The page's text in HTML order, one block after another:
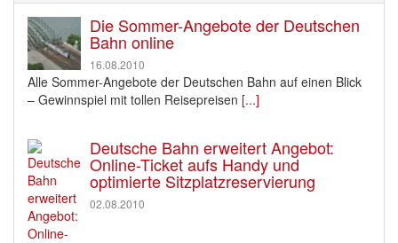
Die Sommer-Angebote der Deutschen
Bahn online
16.08.2010
Alle Sommer-Angebote der Deutschen Bahn auf einen Blick
– Gewinnspiel mit tollen Reisepreisen [...]
Deutsche Bahn erweitert Angebot:
Online-Ticket aufs Handy und
optimierte Sitzplatzreservierung
02.08.2010